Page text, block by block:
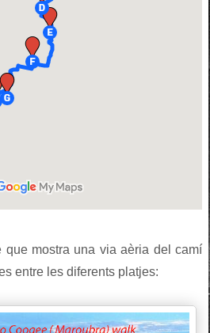
que mostra una via aèria del camí
entre les diferents platjes: